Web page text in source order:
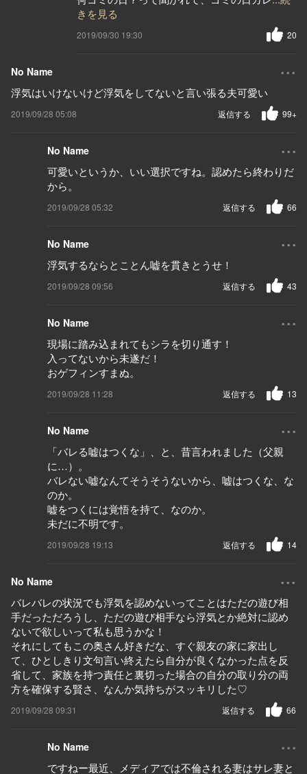
きを見る
2019/09/30 19:30 20
No Name ...
浮気はいけないけど浮気をしてないと言い張る夫可愛い
2019/09/28 05:08 99+
返信する
No Name ...
可愛いというか、いい選択ですね。認めたら終わりだ
から。
2019/09/28 05:32 66
返信する
No Name ...
浮気するならとことん嘘を貫きとうせ！
2019/09/28 09:56 43
返信する
No Name ...
現場に踏み込まれてもシラを切り通す！
入ってないから未遂だ！
おゲフィンすまぬ。
2019/09/28 11:28 13
返信する
No Name ...
「バレる嘘はつくな」、と、昔言われました（父親
に…）。
バレない嘘なんてそうそうないから、嘘はつくな、な
のか。
嘘をつくには覚悟を持て、なのか。
未だに不明です。
2019/09/28 19:13 14
返信する
No Name ...
バレバレの状況でも浮気を認めないってことはただの遊び相
手だっただろうし、ただの遊び相手なら浮気とか絶対に認め
ないで欲しいって私も思うかな！
それにしてもこの奥さん好きだな、すぐ親友の家に家出し
て、ひとしきり文句言い終えたら自分が良くなかった点を反
省して、家族を持つ責任と裏切った場合の自分の取り分の両
方を確保する賢さ、なんか気持ちがスッキリした♡
2019/09/28 09:31 66
返信する
No Name ...
ですねー最近、メディアでは不倫される妻はサレ妻と